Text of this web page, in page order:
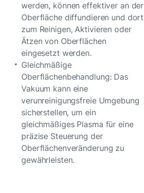
werden, können effektiver an der
Oberfläche diffundieren und dort
zum Reinigen, Aktivieren oder
Ätzen von Oberflächen
eingesetzt werden.
Gleichmäßige
Oberflächenbehandlung: Das
Vakuum kann eine
verunreinigungsfreie Umgebung
sicherstellen, um ein
gleichmäßiges Plasma für eine
präzise Steuerung der
Oberflächenveränderung zu
gewährleisten.